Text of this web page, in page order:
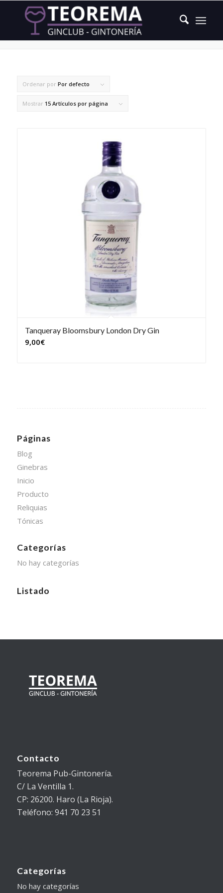
plantas botanicas
Ordenar por Por defecto
Mostrar 15 Artículos por página
Tanqueray Bloomsbury London Dry Gin
9,00€
Páginas
Blog
Ginebras
Inicio
Producto
Reliquias
Tónicas
Categorías
No hay categorías
Listado
Contacto
Teorema Pub-Gintonería.
C/ La Ventilla 1.
CP: 26200. Haro (La Rioja).
Teléfono: 941 70 23 51
Categorías
No hay categorías